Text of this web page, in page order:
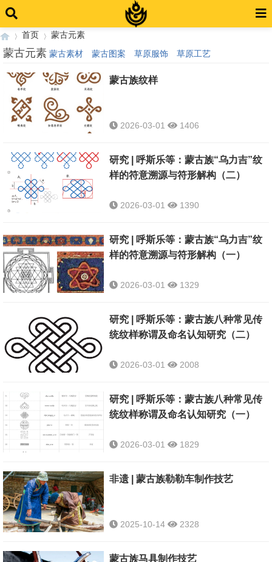
首页 蒙古元素
蒙古元素 蒙古素材 蒙古图案 草原服饰 草原工艺
蒙古族纹样
2026-03-01 1406
研究 | 呼斯乐等：蒙古族“乌力吉”纹
样的符意溯源与符形解构（二）
2026-03-01 1390
研究 | 呼斯乐等：蒙古族“乌力吉”纹
样的符意溯源与符形解构（一）
2026-03-01 1329
研究 | 呼斯乐等：蒙古族八种常见传
统纹样称谓及命名认知研究（二）
2026-03-01 2008
研究 | 呼斯乐等：蒙古族八种常见传
统纹样称谓及命名认知研究（一）
2026-03-01 1829
非遗 | 蒙古族勒勒车制作技艺
2025-10-14 2328
蒙古族马具制作技艺